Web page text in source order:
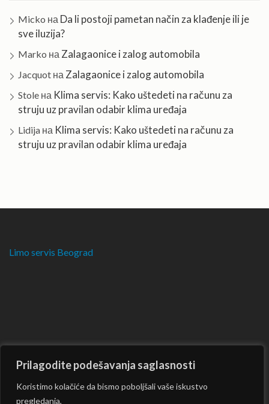
Prilagodite podešavanja saglasnosti
Koristimo kolačiće da bismo poboljšali vaše iskustvo
pregledanja,
Micko на Da li postoji pametan način za klađenje ili je
sve iluzija?
Marko на Zalagaonice i zalog automobila
Jacquot на Zalagaonice i zalog automobila
Stole на Klima servis: Kako uštedeti na računu za
struju uz pravilan odabir klima uređaja
Lidija на Klima servis: Kako uštedeti na računu za
struju uz pravilan odabir klima uređaja
Limo servis Beograd